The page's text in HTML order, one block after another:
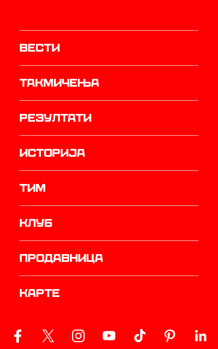
Вести
Такмичења
резултати
историја
ТИМ
Клуб
продавница
Карте